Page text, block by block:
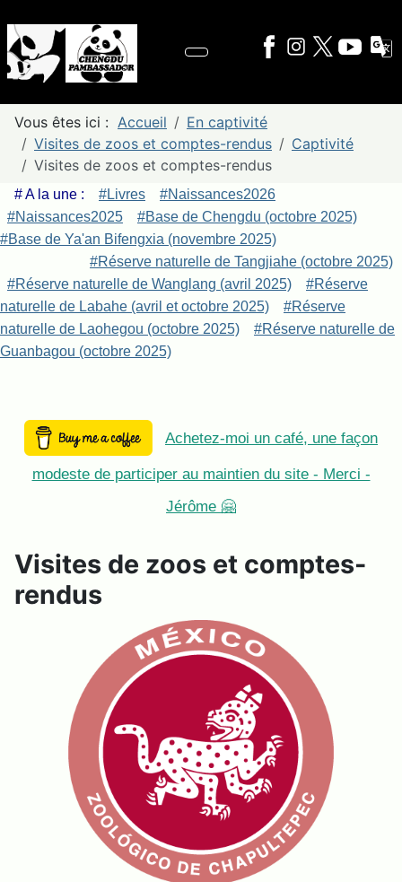
Vous êtes ici : Accueil
En captivité
Visites de zoos et comptes-rendus
Captivité
Visites de zoos et comptes-rendus
# A la une : #Livres
#Naissances2026
#Naissances2025
#Base de Chengdu (octobre 2025)
#Base de Ya'an Bifengxia (novembre 2025)
#Réserve naturelle de Tangjiahe (octobre 2025)
#Réserve naturelle de Wanglang (avril 2025)
#Réserve
naturelle de Labahe (avril et octobre 2025)
#Réserve
naturelle de Laohegou (octobre 2025)
#Réserve naturelle de
Guanbagou (octobre 2025)
Achetez-moi un café, une façon
modeste de participer au maintien du site - Merci -
Jérôme 🤗
Visites de zoos et comptes-
rendus